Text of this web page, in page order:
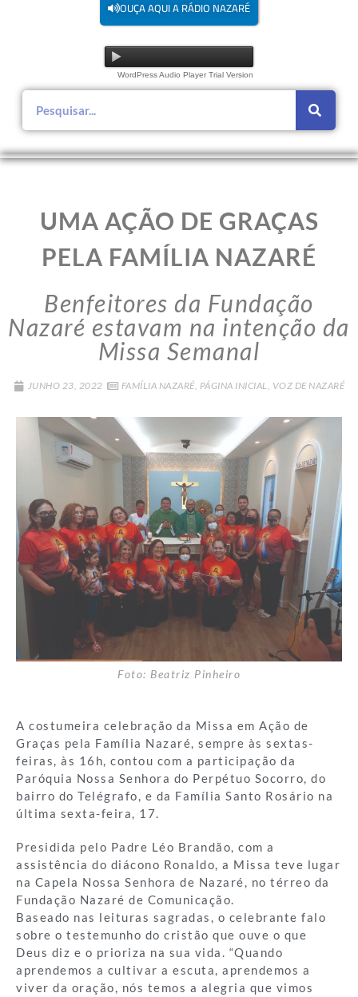
OUÇA AQUI A RÁDIO NAZARÉ
WordPress Audio Player Trial Version
UMA AÇÃO DE GRAÇAS
PELA FAMÍLIA NAZARÉ
Benfeitores da Fundação
Nazaré estavam na intenção da
Missa Semanal
JUNHO 23, 2022 FAMÍLIA NAZARÉ, PÁGINA INICIAL, VOZ DE NAZARÉ
Foto: Beatriz Pinheiro
A costumeira celebração da Missa em Ação de
Graças pela Família Nazaré, sempre às sextas-
feiras, às 16h, contou com a participação da
Paróquia Nossa Senhora do Perpétuo Socorro, do
bairro do Telégrafo, e da Família Santo Rosário na
última sexta-feira, 17.
Presidida pelo Padre Léo Brandão, com a
assistência do diácono Ronaldo, a Missa teve lugar
na Capela Nossa Senhora de Nazaré, no térreo da
Fundação Nazaré de Comunicação.
Baseado nas leituras sagradas, o celebrante falo
sobre o testemunho do cristão que ouve o que
Deus diz e o prioriza na sua vida. “Quando
aprendemos a cultivar a escuta, aprendemos a
viver da oração, nós temos a alegria que vimos